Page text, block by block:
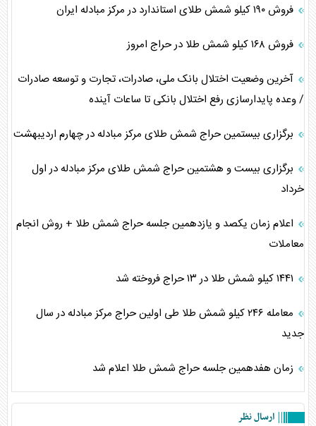
فروش ۱۹۰ کیلو شمش طلای استاندارد در مرکز مبادله ایران
فروش ۱۶۸ کیلو شمش طلا در حراج امروز
آخرین وضعیت اختلال بانک ملی، صادرات، تجارت و توسعه صادرات
/ وعده پایدارسازی رفع اختلال بانکی تا ساعات آینده
برگزاری بیستمین حراج شمش طلای مرکز مبادله در چهارم اردیبهشت
برگزاری بیست و هشتمین حراج شمش طلای مرکز مبادله در اول
خرداد
اعلام زمان یکصد و یازدهمین جلسه حراج شمش طلا + روش انجام
معاملات
معامله ۲۴۶ کیلو شمش طلا طی اولین حراج مرکز مبادله در سال
جدید
زمان هفدهمین جلسه حراج شمش طلا اعلام شد
ارسال نظر